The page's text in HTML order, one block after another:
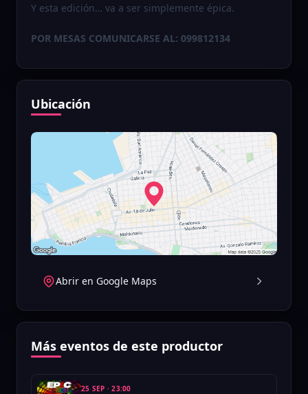
Y esta edición… va a ser simplemente épica.
POR MESAS COMUNICARSE AL: 099812134
Ubicación
Abrir en Google Maps
Más eventos de este productor
25 SEP ·23:00